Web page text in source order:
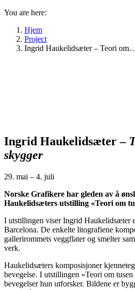
You are here:
Hjem
Project
Ingrid Haukelidsæter – Teori
Ingrid Haukelidsæter –
skygger
29. mai – 4. juli
Norske Grafikere har gleden av å
Haukelidsæters utstilling «Teori om
I utstillingen viser Ingrid Haukelidsæter
Barcelona. De enkelte litografiene
gallerirommets veggflater og smelter
verk.
Haukelidsæters komposisjoner
bevegelse. I utstillingen «Teori om
bevegelser hun utforsker. Bildene er